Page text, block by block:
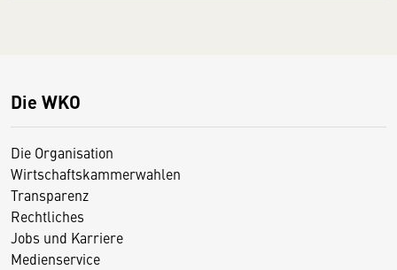
Die WKO
Die Organisation
Wirtschaftskammerwahlen
Transparenz
Rechtliches
Jobs und Karriere
Medienservice